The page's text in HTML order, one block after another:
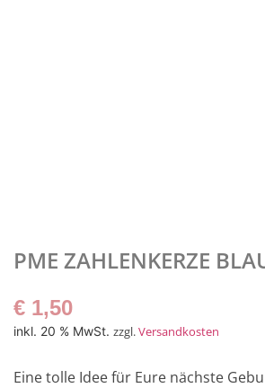
PME ZAHLENKERZE
€ 1,50
inkl. 20 % MwSt. zzgl.Versandkosten
Eine tolle Idee für Eure nächste